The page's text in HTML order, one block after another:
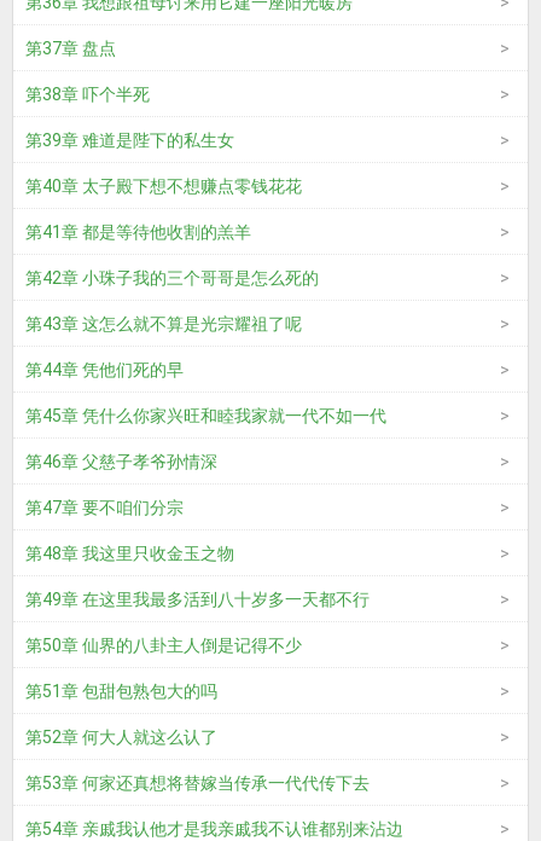
第37章 盘点
第38章 吓个半死
第39章 难道是陛下的私生女
第40章 太子殿下想不想赚点零钱花花
第41章 都是等待他收割的羔羊
第42章 小珠子我的三个哥哥是怎么死的
第43章 这怎么就不算是光宗耀祖了呢
第44章 凭他们死的早
第45章 凭什么你家兴旺和睦我家就一代不如一代
第46章 父慈子孝爷孙情深
第47章 要不咱们分宗
第48章 我这里只收金玉之物
第49章 在这里我最多活到八十岁多一天都不行
第50章 仙界的八卦主人倒是记得不少
第51章 包甜包熟包大的吗
第52章 何大人就这么认了
第53章 何家还真想将替嫁当传承一代代传下去
第54章 亲戚我认他才是我亲戚我不认谁都别来沾边